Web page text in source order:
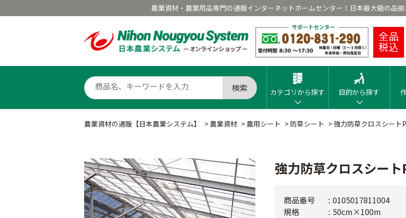
農業資材・農業用品専門の通販インターネットホームセンター！日本最大級の品揃
全品
税込
検索 カテゴリから探す 目的から探す
農業資材の通販【日本農業システム】 > 農業資材 > 農用シート > 防草シート > 強力防草クロスシート
強力防草クロスシート
商品番号
0105017811004
規格
50cm×100m